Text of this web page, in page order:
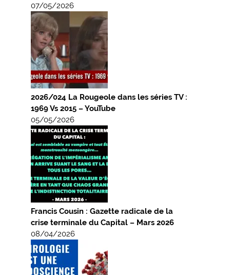
07/05/2026
2026/024 La Rougeole dans les séries TV :
1969 Vs 2015 – YouTube
05/05/2026
Francis Cousin : Gazette radicale de la
crise terminale du Capital – Mars 2026
08/04/2026